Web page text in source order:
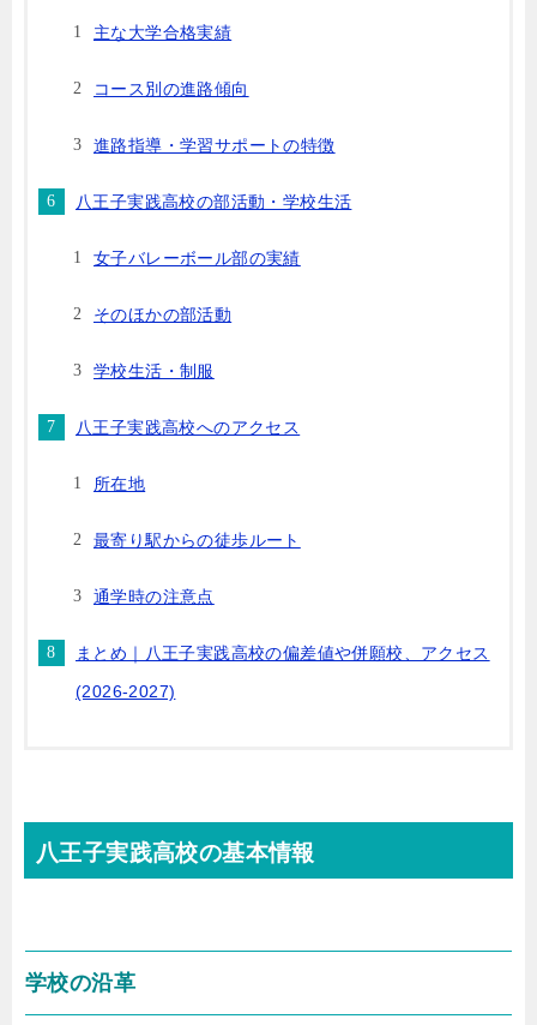
主な大学合格実績
コース別の進路傾向
進路指導・学習サポートの特徴
八王子実践高校の部活動・学校生活
女子バレーボール部の実績
そのほかの部活動
学校生活・制服
八王子実践高校へのアクセス
所在地
最寄り駅からの徒歩ルート
通学時の注意点
まとめ｜八王子実践高校の偏差値や併願校、アクセス
(2026-2027)
八王子実践高校の基本情報
学校の沿革